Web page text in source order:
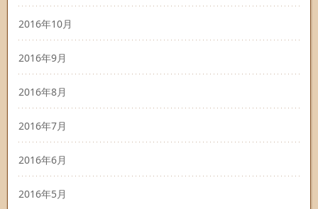
2016年10月
2016年9月
2016年8月
2016年7月
2016年6月
2016年5月